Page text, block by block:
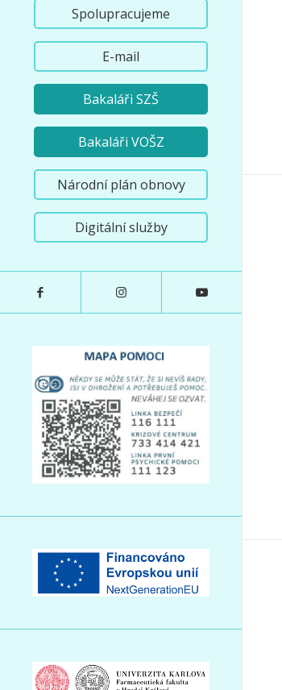
Spolupracujeme
E-mail
Bakaláři SZŠ
Bakaláři VOŠZ
Národní plán obnovy
Digitální služby